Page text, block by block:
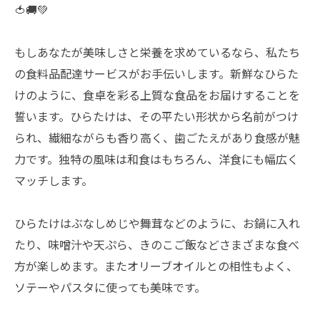
🍅🚚💚
もしあなたが美味しさと栄養を求めているなら、私たち
の食料品配達サービスがお手伝いします。新鮮なひらた
けのように、食卓を彩る上質な食品をお届けすることを
誓います。ひらたけは、その平たい形状から名前がつけ
られ、繊細ながらも香り高く、歯ごたえがあり食感が魅
力です。独特の風味は和食はもちろん、洋食にも幅広く
マッチします。
ひらたけはぶなしめじや舞茸などのように、お鍋に入れ
たり、味噌汁や天ぷら、きのこご飯などさまざまな食べ
方が楽しめます。またオリーブオイルとの相性もよく、
ソテーやパスタに使っても美味です。